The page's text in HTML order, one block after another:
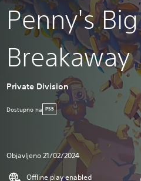
Penny's Big
Breakaway
Private Division
Dostupno na PS5
Objavljeno 21/02/2024
Offline play enabled